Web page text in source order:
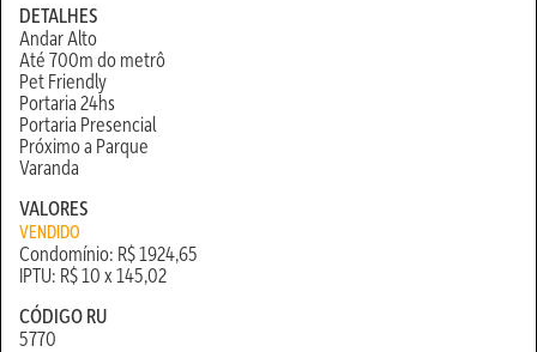
DETALHES
Andar Alto
Até 700m do metrô
Pet Friendly
Portaria 24hs
Portaria Presencial
Próximo a Parque
Varanda
VALORES
VENDIDO
Condomínio: R$ 1924,65
IPTU: R$ 10 x 145,02
CÓDIGO RU
5770